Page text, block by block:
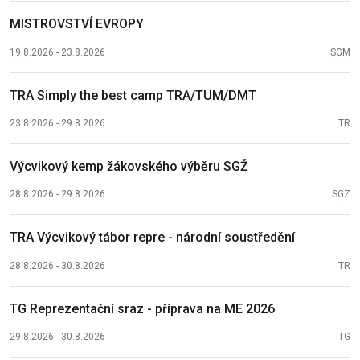
MISTROVSTVÍ EVROPY
19.8.2026 - 23.8.2026 SGM
TRA Simply the best camp TRA/TUM/DMT
23.8.2026 - 29.8.2026 TR
Výcvikový kemp žákovského výběru SGŽ
28.8.2026 - 29.8.2026 SGZ
TRA Výcvikový tábor repre - národní soustředění
28.8.2026 - 30.8.2026 TR
TG Reprezentační sraz - příprava na ME 2026
29.8.2026 - 30.8.2026 TG